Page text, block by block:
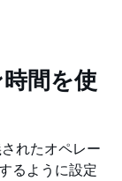
間を使
れたオペレー
るように設定